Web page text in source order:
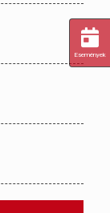
Események